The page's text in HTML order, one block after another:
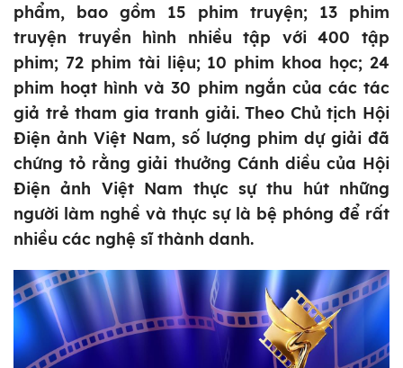
phẩm, bao gồm 15 phim truyện; 13 phim
truyện truyền hình nhiều tập với 400 tập
phim; 72 phim tài liệu; 10 phim khoa học; 24
phim hoạt hình và 30 phim ngắn của các tác
giả trẻ tham gia tranh giải. Theo Chủ tịch Hội
Điện ảnh Việt Nam, số lượng phim dự giải đã
chứng tỏ rằng giải thưởng Cánh diều của Hội
Điện ảnh Việt Nam thực sự thu hút những
người làm nghề và thực sự là bệ phóng để rất
nhiều các nghệ sĩ thành danh.